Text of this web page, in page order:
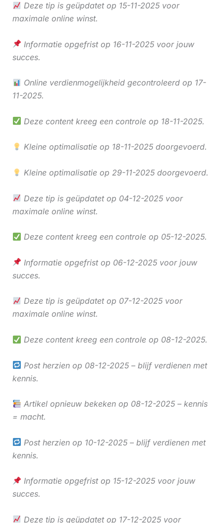
Deze tip is geüpdatet op 15-11-2025 voor
maximale online winst.
Informatie opgefrist op 16-11-2025 voor jouw
succes.
Online verdienmogelijkheid gecontroleerd op 17-
11-2025.
Deze content kreeg een controle op 18-11-2025.
Kleine optimalisatie op 18-11-2025 doorgevoerd.
Kleine optimalisatie op 29-11-2025 doorgevoerd.
Deze tip is geüpdatet op 04-12-2025 voor
maximale online winst.
Deze content kreeg een controle op 05-12-2025.
Informatie opgefrist op 06-12-2025 voor jouw
succes.
Deze tip is geüpdatet op 07-12-2025 voor
maximale online winst.
Deze content kreeg een controle op 08-12-2025.
Post herzien op 08-12-2025 – blijf verdienen met
kennis.
Artikel opnieuw bekeken op 08-12-2025 – kennis
= macht.
Post herzien op 10-12-2025 – blijf verdienen met
kennis.
Informatie opgefrist op 15-12-2025 voor jouw
succes.
Deze tip is geüpdatet op 17-12-2025 voor